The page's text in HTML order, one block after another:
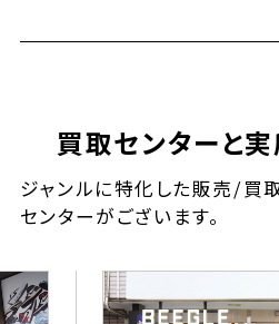
買取センターと
ジャンルに特化した販売/買
センターがございます。